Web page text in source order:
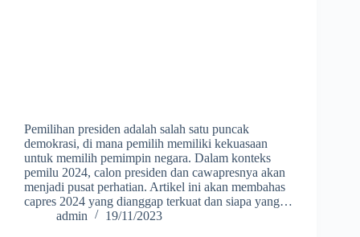
Pemilihan presiden adalah salah satu puncak
demokrasi, di mana pemilih memiliki kekuasaan
untuk memilih pemimpin negara. Dalam konteks
pemilu 2024, calon presiden dan cawapresnya akan
menjadi pusat perhatian. Artikel ini akan membahas
capres 2024 yang dianggap terkuat dan siapa yang…
admin
19/11/2023